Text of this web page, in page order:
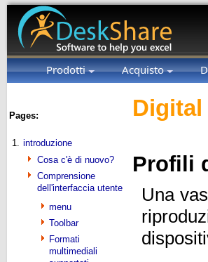
Prodotti Acquisto
Pages:
1. introduzione
Cosa c'è di nuovo?
Comprensione
dell'interfaccia utente
menu
Toolbar
Formati
multimediali
Digital
Profili
Una